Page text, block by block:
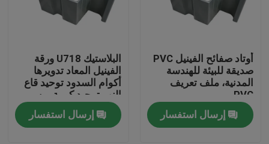
الصفحة الرئيسية
أوتاد صفائح الفينيل PVC
صديقة للبيئة للهندسة
المدنية، ملف تعريف
PVC
إرسال استفسار
البلاستيك U718 ورقة
الفينيل المعاد تدويرها
أكوام السدود توحيد قاع
النهر توحيد كومة من
البلاستيك ورقة
إرسال استفسار